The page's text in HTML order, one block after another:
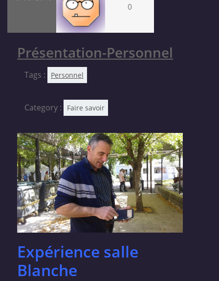
0
Présentation-Personnel
Tags : Personnel
Category : Faire savoir
Expérience salle
Blanche